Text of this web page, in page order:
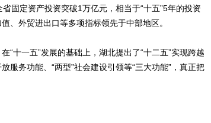
固定资产投资突破1万亿元，相当于“十五”5年的投资
、外贸进出口等多项指标领先于中部地区。
一五”发展的基础上，湖北提出了“十二五”实现跨越
服务功能、“两型”社会建设引领等“三大功能”，真正把